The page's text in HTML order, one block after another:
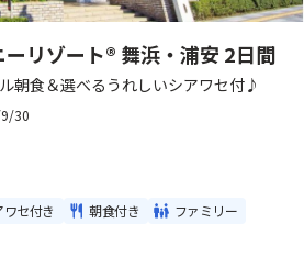
リゾート® 舞浜・浦安 2日間
朝食＆選べるうれしいシアワセ付♪
30
ワセ付き 朝食付き
ファミリー